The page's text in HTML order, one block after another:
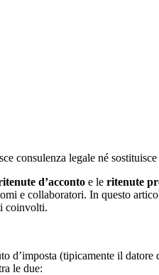
legale né
d’acconto e le ritenute
e collaboratori. In questo
coinvolti.
d’imposta (tipicamente il
le due: